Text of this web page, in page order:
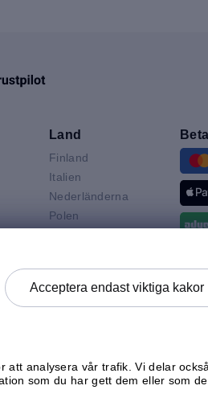
Land
Finland
Italien
Nederländerna
Polen
Sverige
Tyskland
Acceptera endast viktiga kakor
analysera vår trafik. Vi delar
som du har gett dem eller som